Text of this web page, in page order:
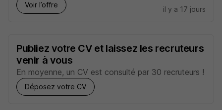
Voir l’offre
il y a 17 jours
Publiez votre CV et laissez les recruteurs
venir à vous
En moyenne, un CV est consulté par 30 recruteurs !
Déposez votre CV